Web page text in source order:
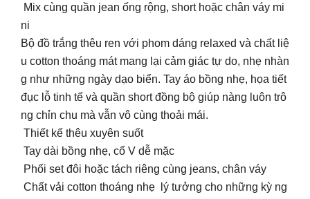
Mix cùng quần jean ống rộng, short hoặc chân váy mi
ni
Bộ đồ trắng thêu ren với phom dáng relaxed và chất liệ
u cotton thoáng mát mang lại cảm giác tự do, nhẹ nhàn
g như những ngày dạo biển. Tay áo bồng nhẹ, họa tiết
đục lỗ tinh tế và quần short đồng bộ giúp nàng luôn trô
ng chỉn chu mà vẫn vô cùng thoải mái.
Thiết kế thêu xuyên suốt
Tay dài bồng nhẹ, cổ V dễ mặc
Phối set đôi hoặc tách riêng cùng jeans, chân váy
Chất vải cotton thoáng nhẹ lý tưởng cho những kỳ ng